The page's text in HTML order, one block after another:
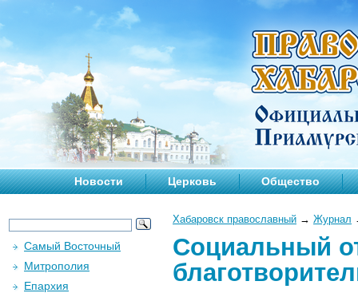
Новости Церковь Общество
Хабаровск православный → Журнал
Социальный
Самый Восточный
Митрополия
Епархия